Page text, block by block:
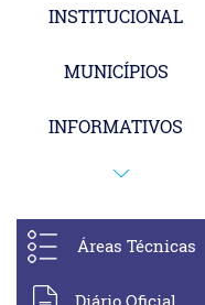
INSTITUCIONAL
MUNICÍPIOS
INFORMATIVOS
Áreas Técnicas